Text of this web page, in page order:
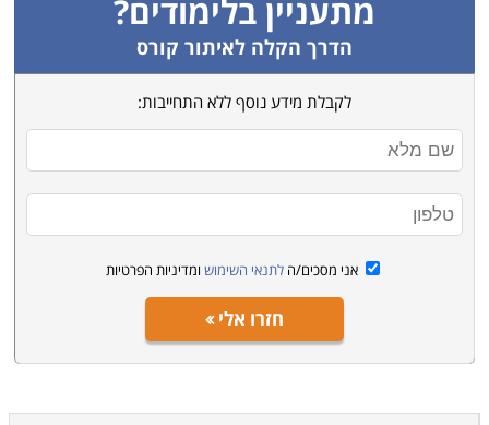
מתעניין בלימודים?
הדרך הקלה לאיתור קורס
לקבלת מידע נוסף ללא התחייבות:
אני מסכים/ה לתנאי השימוש ומדיניות הפרטיות
חזרו אלי